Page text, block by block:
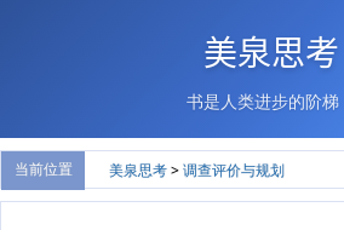
美泉思考
书是人类进步的阶梯
当前位置 美泉思考>调查评价与规划